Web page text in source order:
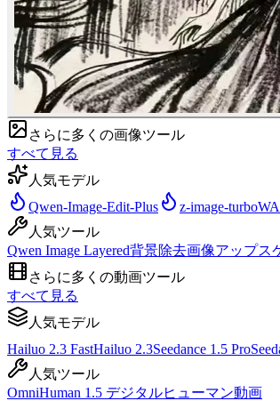
さらに多くの画像ツール
すべて見る
人気モデル
Qwen-Image-Edit-Plus
z-image-turbo
人気ツール
Qwen Image Layered背景除去画像アップス
さらに多くの動画ツール
すべて見る
人気モデル
Hailuo 2.3 FastHailuo 2.3Seedance 1.5 Pro
人気ツール
OmniHuman 1.5 デジタルヒューマン動画